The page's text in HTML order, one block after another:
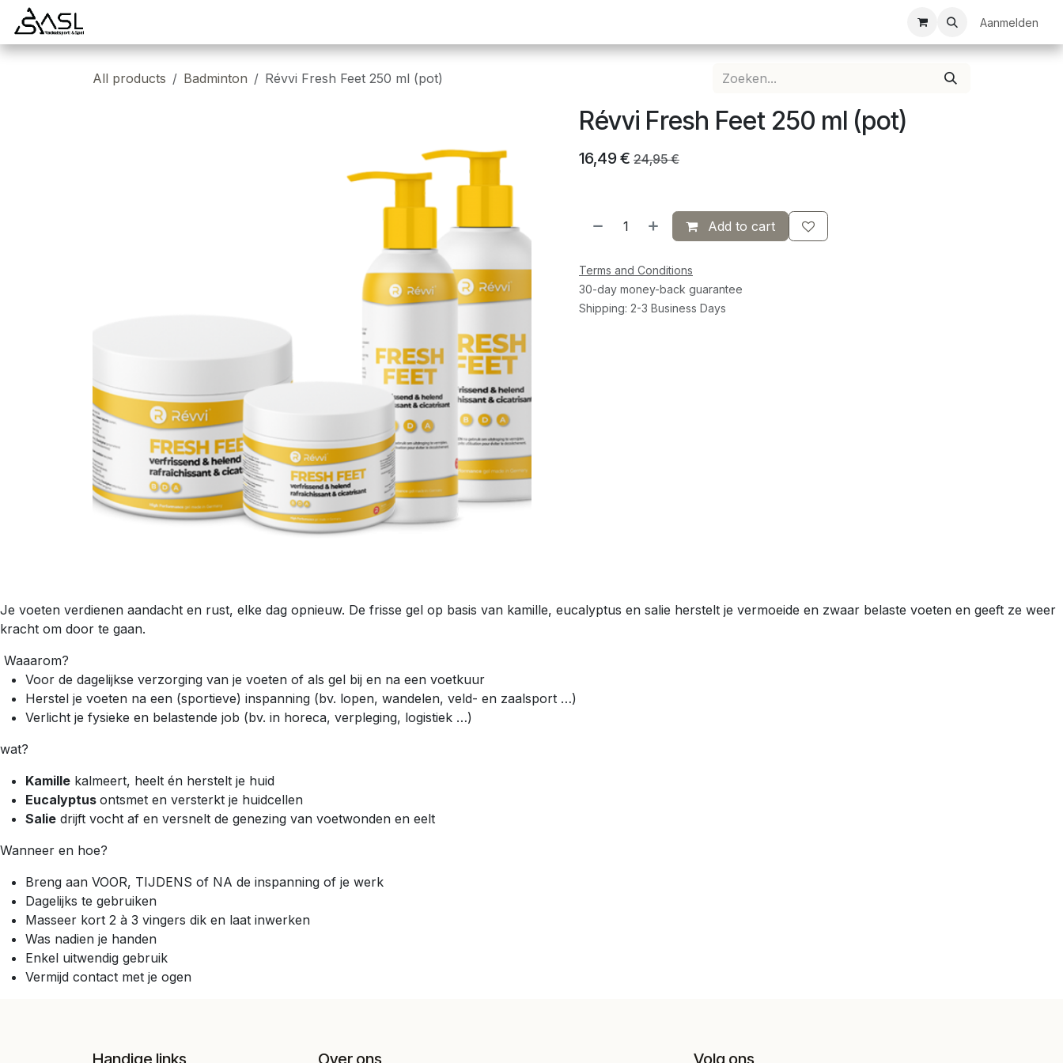
Overslaan naar inhoud
Bedrukkingen Clubkledij
Aanmelden
All products Badminton Révvi Fresh Feet 250 ml (pot)
Révvi Fresh Feet 250 ml (pot)
16,49€ 24,95€
Add to cart
Terms and Conditions
30-day money-back guarantee
Shipping: 2-3 Business Days
Je voeten verdienen aandacht en rust, elke dag opnieuw. De frisse gel op basis van kamille, eucalyptus en salie herstelt je vermoeide en zwaar belaste voeten en geeft ze weer
kracht om door te gaan.
Waaarom?
Voor de dagelijkse verzorging van je voeten of als gel bij en na een voetkuur
Herstel je voeten na een (sportieve) inspanning (bv. lopen, wandelen, veld- en zaalsport …)
Verlicht je fysieke en belastende job (bv. in horeca, verpleging, logistiek …)
wat?
Kamille kalmeert, heelt én herstelt je huid
Eucalyptus ontsmet en versterkt je huidcellen
Salie drijft vocht af en versnelt de genezing van voetwonden en eelt
Wanneer en hoe?
Breng aan VOOR, TIJDENS of NA de inspanning of je werk
Dagelijks te gebruiken
Masseer kort 2 à 3 vingers dik en laat inwerken
Was nadien je handen
Enkel uitwendig gebruik
Vermijd contact met je ogen